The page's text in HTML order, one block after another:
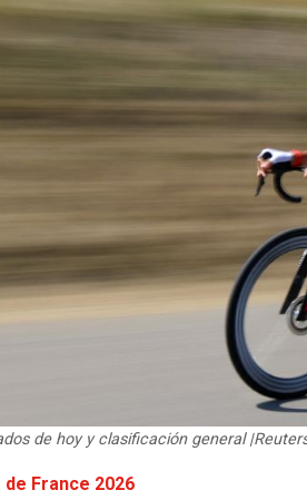
de hoy y clasificación general
France 2026